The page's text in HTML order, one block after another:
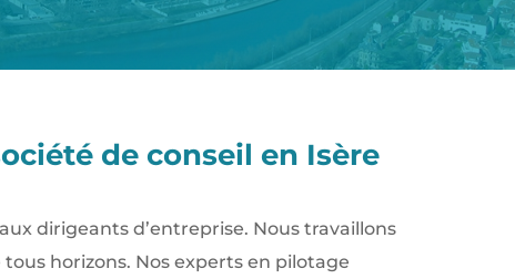
de conseil en Isère
dirigeants d’entreprise. Nous travaillons
tous horizons. Nos experts en pilotage